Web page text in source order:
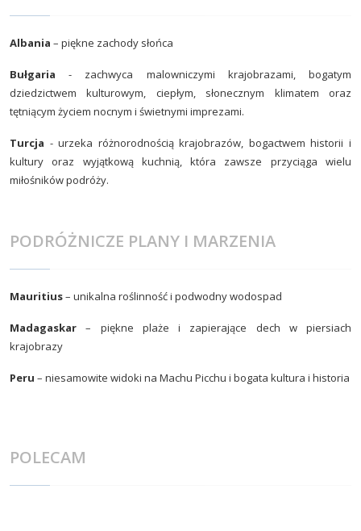
Albania – piękne zachody słońca
Bułgaria - zachwyca malowniczymi krajobrazami, bogatym
dziedzictwem kulturowym, ciepłym, słonecznym klimatem oraz
tętniącym życiem nocnym i świetnymi imprezami.
Turcja - urzeka różnorodnością krajobrazów, bogactwem historii i
kultury oraz wyjątkową kuchnią, która zawsze przyciąga wielu
miłośników podróży.
PODRÓŻNICZE PLANY I MARZENIA
Mauritius– unikalna roślinność i podwodny wodospad
Madagaskar – piękne plaże i zapierające dech w piersiach
krajobrazy
Peru – niesamowite widoki na Machu Picchu i bogata kultura i historia
POLECAM